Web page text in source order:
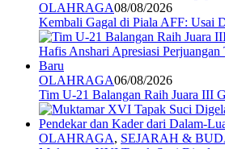
OLAHRAGA08/08/2026
Kembali Gagal di Piala AFF: Usai
OLAHRAGA06/08/2026
Tim U-21 Balangan Raih Juara III
OLAHRAGA, SEJARAH &